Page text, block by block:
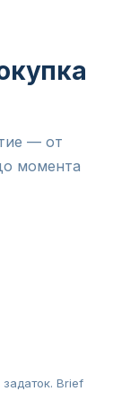
— от
момента
Brief